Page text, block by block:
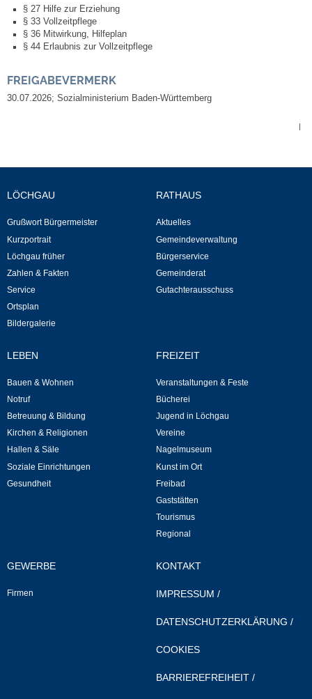
Evangelische Kirchengemeinde
Neuapostolische Kirche
Gemeindehalle
Sporthalle Greuth
Schulturnhalle
Hallen- und Raumreservierung
Soziale Einrichtungen
Freizeit
Veranstaltungen & Feste
Veranstaltungskalender
Hasenropferfest
Jugend in Löchgau
§ 27 Hilfe zur Erziehung
§ 33 Vollzeitpflege
§ 36 Mitwirkung, Hilfeplan
§ 44 Erlaubnis zur Vollzeitpflege
FREIGABEVERMERK
30.07.2026; Sozialministerium Baden-Württemberg
LÖCHGAU
Grußwort Bürgermeister
Kurzportrait
Löchgau früher
Zahlen & Fakten
Service
Ortsplan
Bildergalerie
RATHAUS
Aktuelles
Gemeindeverwaltung
Bürgerservice
Gemeinderat
Gutachterausschuss
LEBEN
Bauen & Wohnen
Notruf
Betreuung & Bildung
Kirchen & Religionen
Hallen & Säle
Soziale Einrichtungen
Gesundheit
FREIZEIT
Veranstaltungen & Feste
Bücherei
Jugend in Löchgau
Vereine
Nagelmuseum
Kunst im Ort
Freibad
Gaststätten
Tourismus
Regional
GEWERBE
Firmen
KONTAKT
IMPRESSUM /
DATENSCHUTZERKLÄRUNG /
COOKIES
BARRIEREFREIHEIT /